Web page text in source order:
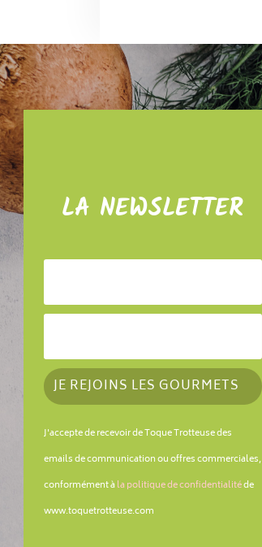
LA NEWSLETTER
JE REJOINS LES GOURMETS
J'accepte de recevoir de Toque Trotteuse des
emails de communication ou offres commerciales,
conformément àla politique de confidentialitéde
www.toquetrotteuse.com